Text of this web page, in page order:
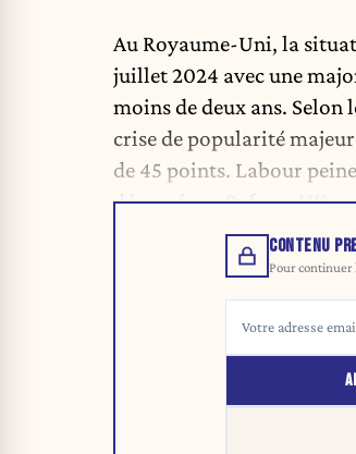
Au Royaume-Uni, la
juillet 2024 avec une
moins de deux ans. Selon
crise de popularité
de 45 points. Labour
dépassé par Reform UK.
CONTENU
Pour continuer